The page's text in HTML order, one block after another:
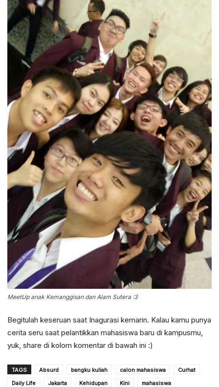
MeetUp anak Kemanggisan dan Alam Sutera :3
Begitulah keseruan saat Inagurasi kemarin. Kalau kamu punya
cerita seru saat pelantikkan mahasiswa baru di kampusmu,
yuk, share di kolom komentar di bawah ini :)
TAGS Absurd bangku kuliah calon mahasiswa
Curhat
Daily Life
Jakarta Kehidupan Kini
mahasiswa